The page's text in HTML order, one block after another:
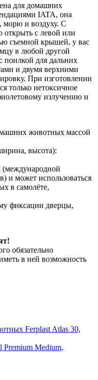
для домашних
IATA, она
морю и воздуху. С
с левой или
съемной крышей, у вас
в любой другой
поилкой для дальних
и двумя верхними
При изготовлении
только нетоксичное
излучению и
животных массой
высота):
(международной
и может использоваться
в самолёте,
фиксации дверцы,
обязательно
в ней возможность
Ferplast Atlas 30,
Medium,